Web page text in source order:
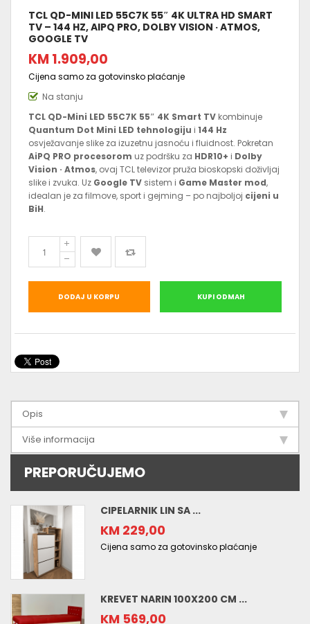
TCL QD-MINI LED 55C7K 55″ 4K ULTRA HD SMART
TV – 144 HZ, AIPQ PRO, DOLBY VISION · ATMOS,
GOOGLE TV
KM 1.909,00
Cijena samo za gotovinsko plaćanje
Na stanju
TCL QD-Mini LED 55C7K 55″ 4K Smart TV kombinuje
Quantum Dot Mini LED tehnologiju i 144 Hz
osvježavanje slike za izuzetnu jasnoću i fluidnost. Pokretan
AiPQ PRO procesorom uz podršku za HDR10+ i Dolby
Vision · Atmos, ovaj TCL televizor pruža bioskopski doživljaj
slike i zvuka. Uz Google TV sistem i Game Master mod,
idealan je za filmove, sport i gejming – po najboljoj cijeni u
BiH.
DODAJ U KORPU KUPI ODMAH
Opis
Više informacija
PREPORUČUJEMO
CIPELARNIK LIN SA ...
KM 229,00
Cijena samo za gotovinsko plaćanje
KREVET NARIN 100X200 CM ...
KM 569,00